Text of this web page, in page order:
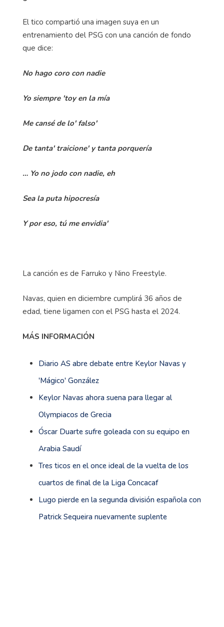
El tico compartió una imagen suya en un
entrenamiento del PSG con una canción de fondo
que dice:
No hago coro con nadie
Yo siempre 'toy en la mía
Me cansé de lo' falso'
De tanta' traicione' y tanta porquería
… Yo no jodo con nadie, еh
Sea la puta hipocresía
Y por eso, tú mе envidia'
La canción es de Farruko y Nino Freestyle.
Navas, quien en diciembre cumplirá 36 años de
edad, tiene ligamen con el PSG hasta el 2024.
MÁS INFORMACIÓN
Diario AS abre debate entre Keylor Navas y
'Mágico' González
Keylor Navas ahora suena para llegar al
Olympiacos de Grecia
Óscar Duarte sufre goleada con su equipo en
Arabia Saudí
Tres ticos en el once ideal de la vuelta de los
cuartos de final de la Liga Concacaf
Lugo pierde en la segunda división española con
Patrick Sequeira nuevamente suplente